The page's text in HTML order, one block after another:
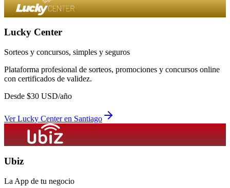
Lucky Center
Sorteos y concursos, simples y seguros
Plataforma profesional de sorteos, promociones y concursos online
con certificados de validez.
Desde $30 USD/año
VerLucky Centeren Santiago
Ubiz
La App de tu negocio